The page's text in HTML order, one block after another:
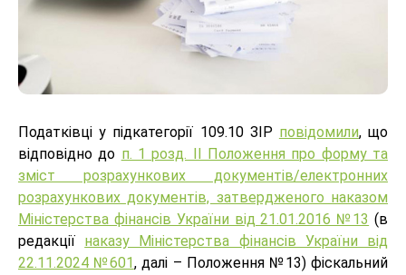
Податківці у підкатегорії 109.10 ЗІР повідомили, що
відповідно до п. 1 розд. ІІ Положення про форму та
зміст розрахункових документів/електронних
розрахункових документів, затвердженого наказом
Міністерства фінансів України від 21.01.2016 №13 (в
редакції наказу Міністерства фінансів України від
22.11.2024 №601, далі – Положення №13) фіскальний